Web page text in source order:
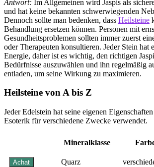
Antwort: Im Allgemeinen wird Jaspis als
und hat keine bekannten schwerwiegenden
Dennoch sollte man bedenken, dass Heilsteine
Behandlung ersetzen können. Personen mit
Gesundheitsproblemen sollten immer zuerst
oder Therapeuten konsultieren. Jeder Stein hat
Energie, daher ist es wichtig, den richtigen
Bedürfnisse auszuwählen und ihn regelmäßig
entladen, um seine Wirkung zu maximieren.
Heilsteine von A bis Z
Jeder Edelstein hat seine eigenen
Esoterik für verschiedene Zwecke verwendet.
Mineralklasse
Achat Quarz